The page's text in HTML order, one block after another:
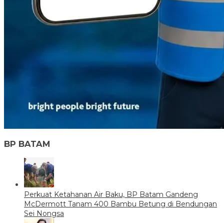
BP BATAM
Perkuat Ketahanan Air Baku, BP Batam Gandeng
McDermott Tanam 400 Bambu Betung di Bendungan
Sei Nongsa